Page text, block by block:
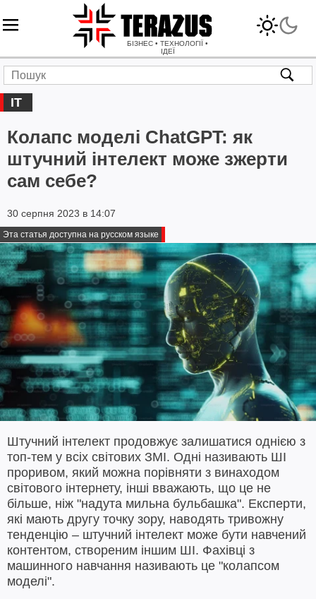
БІЗНЕС • ТЕХНОЛОГІЇ •
ІДЕЇ
IT
Колапс моделі ChatGPT: як
штучний інтелект може зжерти
сам себе?
30 серпня 2023 в 14:07
Эта статья доступна на русском языке
Штучний інтелект продовжує залишатися однією з
топ-тем у всіх світових ЗМІ. Одні називають ШІ
проривом, який можна порівняти з винаходом
світового інтернету, інші вважають, що це не
більше, ніж "надута мильна бульбашка". Експерти,
які мають другу точку зору, наводять тривожну
тенденцію – штучний інтелект може бути навчений
контентом, створеним іншим ШІ. Фахівці з
машинного навчання називають це "колапсом
моделі".